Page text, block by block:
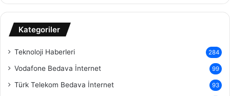
Kategoriler
Teknoloji Haberleri 284
Vodafone Bedava İnternet 99
Türk Telekom Bedava İnternet 93